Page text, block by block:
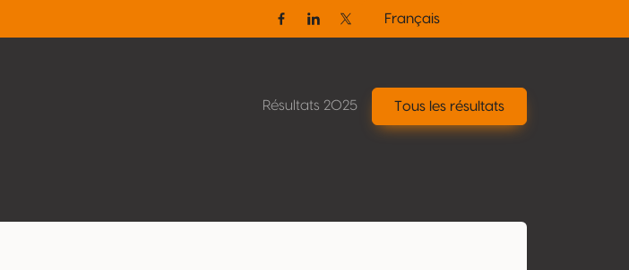
FacebookLinkedinTwitter / X
Français
Résultats 2025 Tous les résultats